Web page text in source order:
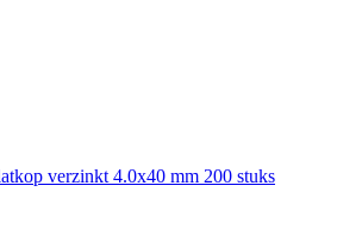
verzinkt 4.0x40 mm 200 stuks